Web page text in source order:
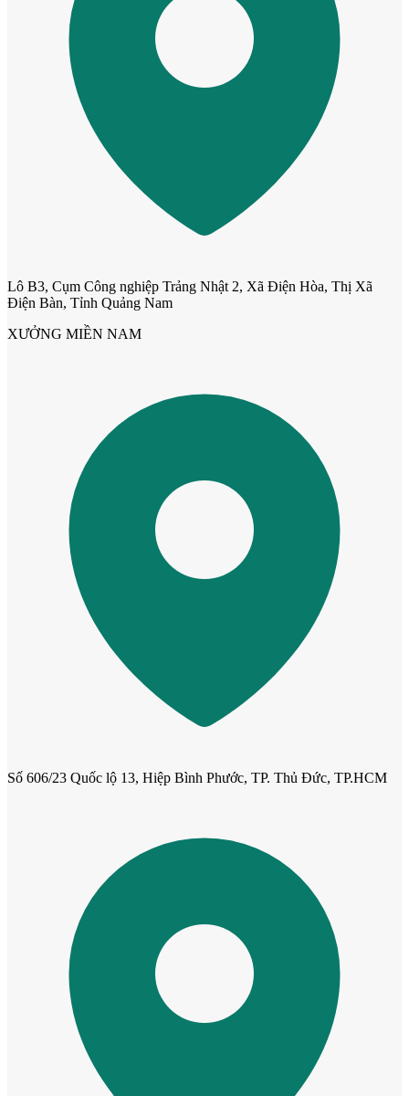
Cửa ô kính
Cửa phào chỉ nổi
Lô B3, Cụm Công nghiệp Trảng Nhật 2, Xã Điện Hòa, Thị Xã
Điện Bàn, Tỉnh Quảng Nam
XƯỞNG MIỀN NAM
Số 606/23 Quốc lộ 13, Hiệp Bình Phước, TP. Thủ Đức, TP.HCM